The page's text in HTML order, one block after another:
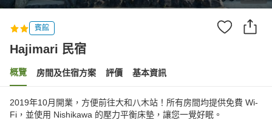
賓館
Hajimari 民宿
概覽 房間及住宿方案 評價 基本資訊
2019年10月開業，方便前往大和八木站！所有房間均提供免費 Wi-
Fi，並使用 Nishikawa 的壓力平衡床墊，讓您一覺好眠。